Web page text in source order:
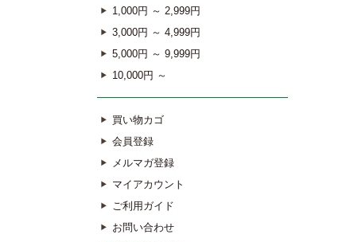
1,000円 ～ 2,999円
3,000円 ～ 4,999円
5,000円 ～ 9,999円
10,000円 ～
買い物カゴ
会員登録
メルマガ登録
マイアカウント
ご利用ガイド
お問い合わせ